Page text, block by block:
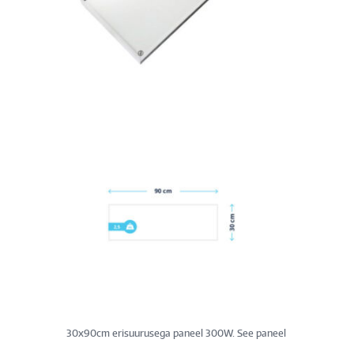
30x90cm erisuurusega paneel 300W. See paneel